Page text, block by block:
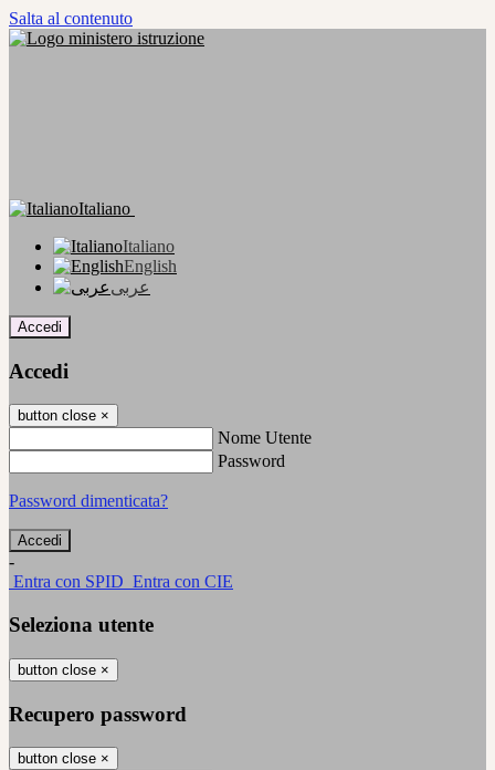
Salta al contenuto
Italiano
Italiano
English
عربى
Accedi
Accedi
button close ×
Nome Utente
Password
Password dimenticata?
-
Entra con SPID Entra con CIE
Seleziona utente
button close ×
Recupero password
button close ×